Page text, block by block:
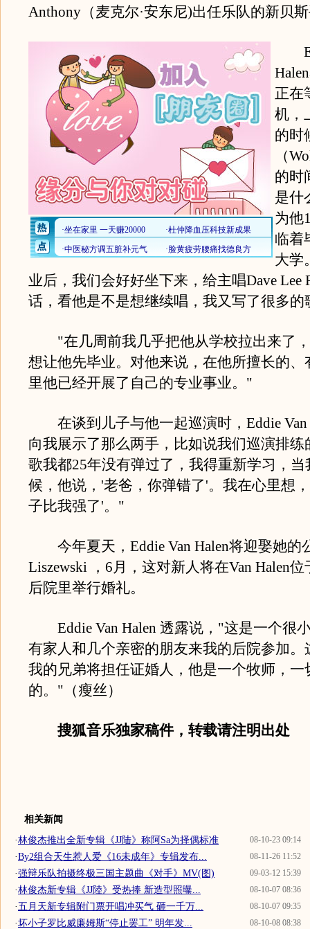
Anthony（麦克尔·安东尼)出任乐队的新贝
正在
机，
的时
（
的时
是什
为他
临着
大学
业后，我们会好好坐下来，给主唱Dave Lee
话，看他是不是想继续唱，我又写了很多的
"在几周前我几乎把他从学校拉出来了
想让他先毕业。对他来说，在他所擅长的、
里他已经开展了自己的专业事业。"
在谈到儿子与他一起巡演时，Eddie Van
向我展示了那么两手，比如说我们巡演排练
歌我都25年没有弹过了，我得重新学习，
候，他说，'老爸，你弹错了'。我在心里想
子比我强了'。"
今年夏天，Eddie Van Halen将迎娶她的
Liszewski ，6月，这对新人将在Van Halen
后院里举行婚礼。
Eddie Van Halen 透露说，"这是一个很
有家人和几个亲密的朋友来我的后院参加。
我的兄弟将担任证婚人，他是一个牧师，一
的。"（瘦丝）
搜狐音乐独家稿件，转载请注明出处
相关新闻
08-10-23 09:14
·林俊杰推出全新专辑《JJ陆》称阿Sa为择偶标准
08-11-26 11:52
·By2组合天生惹人爱《16未成年》专辑发布...
09-03-12 15:39
·强辩乐队拍摄终极三国主题曲《对手》MV(图)
08-10-07 08:36
·林俊杰新专辑《JJ陸》受热捧 新造型照曝...
08-10-07 09:35
·五月天新专辑附门票开唱冲买气 砸一千万...
08-10-08 08:38
·坏小子罗比威廉姆斯“停止罢工” 明年发...